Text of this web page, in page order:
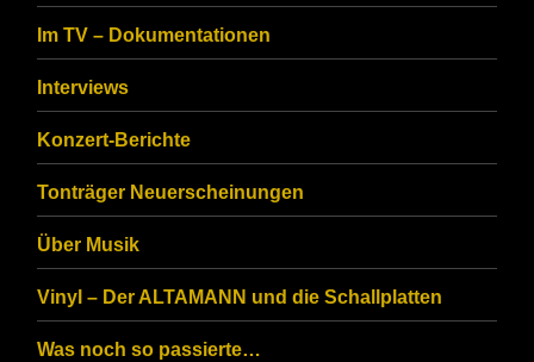
ensure
that
you
are
human.
Im TV – Dokumentationen
Interviews
Konzert-Berichte
Tonträger Neuerscheinungen
Über Musik
Vinyl – Der ALTAMANN und die Schallplatten
Was noch so passierte…